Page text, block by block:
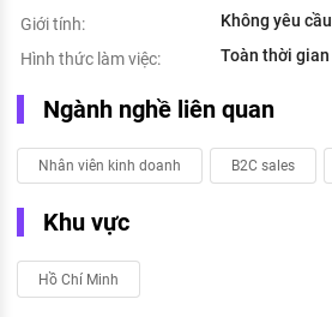
Giới tính:
Không yêu cầu
Hình thức làm việc:
Toàn thời gian
Ngành nghề liên quan
Nhân viên kinh doanh B2C sales
Khu vực
Hồ Chí Minh